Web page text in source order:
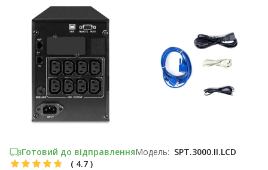
Готовий до відправленняМодель: SPT.3000.II.LCD
( 4.7 )